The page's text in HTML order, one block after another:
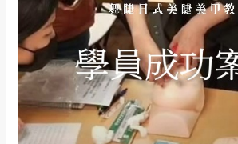
學
員
斜
槓
19
歲